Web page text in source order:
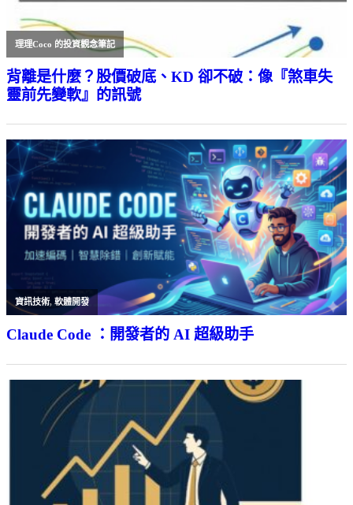
理理Coco 的投資觀念筆記
背離是什麼？股價破底、KD 卻不破：像『煞車失
靈前先變軟』的訊號
資訊技術,軟體開發
Claude Code ：開發者的 AI 超級助手